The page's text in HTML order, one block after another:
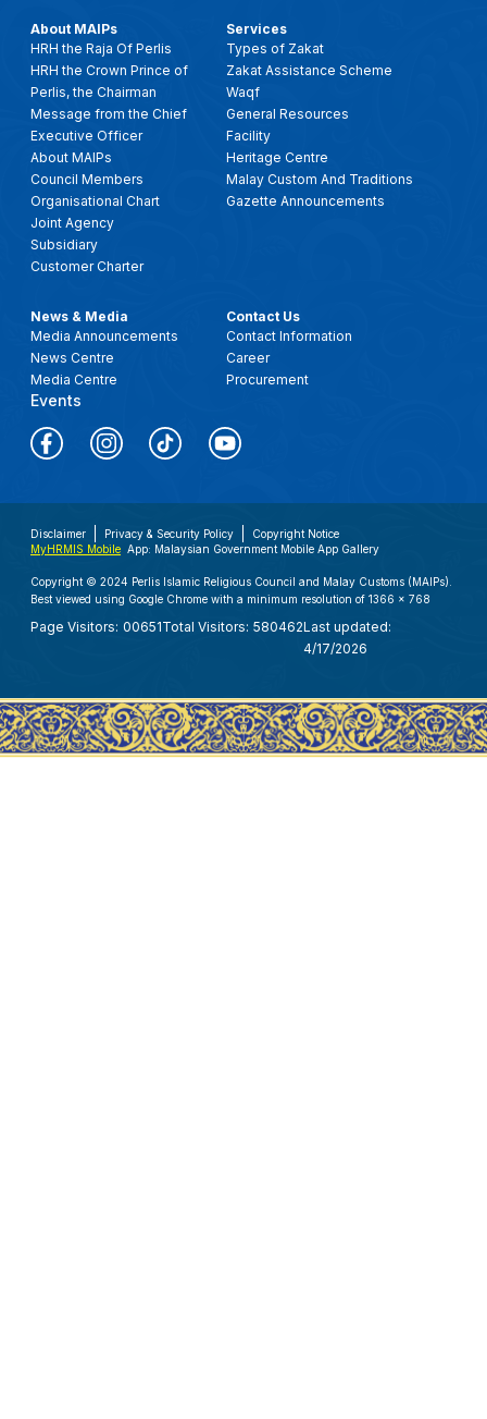
About MAIPs
HRH the Raja Of Perlis
HRH the Crown Prince of
Perlis, the Chairman
Message from the Chief
Executive Officer
About MAIPs
Council Members
Organisational Chart
Joint Agency
Subsidiary
Customer Charter
Services
Types of Zakat
Zakat Assistance Scheme
Waqf
General Resources
Facility
Heritage Centre
Malay Custom And Traditions
Gazette Announcements
News & Media
Media Announcements
News Centre
Media Centre
Events
Contact Us
Contact Information
Career
Procurement
Disclaimer Privacy & Security Policy
Copyright Notice
MyHRMIS Mobile App: Malaysian Government Mobile App Gallery
Copyright © 2024 Perlis Islamic Religious Council and Malay Customs (MAIPs).
Best viewed using Google Chrome with a minimum resolution of 1366 x 768
Page Visitors: 00651Total Visitors: 580462Last updated:
4/17/2026